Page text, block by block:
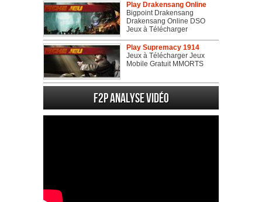
Play Drakensang Online
Bigpoint Drakensang
Drakensang Online DSO
Jeux à Télécharger
Play Supremacy 1914
Jeux à Télécharger Jeux
Mobile Gratuit MMORTS
F2P Analyse vidéo